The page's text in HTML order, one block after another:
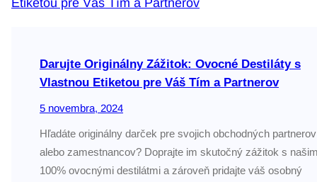
Darujte Originálny Zážitok: Ovocné Destiláty s
Vlastnou Etiketou pre Váš Tím a Partnerov
5 novembra, 2024
Hľadáte originálny darček pre svojich obchodných partnerov
alebo zamestnancov? Doprajte im skutočný zážitok s
100% ovocnými destilátmi a zároveň pridajte váš osobný